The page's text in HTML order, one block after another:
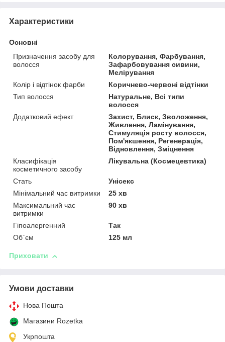
Характеристики
Основні
Призначення засобу для
волосся
Колорування, Фарбування,
Зафарбовування сивини,
Мелірування
Колір і відтінок фарби
Коричнево-червоні відтінки
Тип волосся
Натуральне, Всі типи
волосся
Додатковий ефект
Захист, Блиск, Зволоження,
Живлення, Ламінування,
Стимуляція росту волосся,
Пом'якшення, Регенерація,
Відновлення, Зміцнення
Класифікація
косметичного засобу
Лікувальна (Космецевтика)
Стать
Унісекс
Мінімальний час витримки
25 хв
Максимальний час
витримки
90 хв
Гіпоалергенний
Так
Об`єм
125 мл
Приховати
Умови доставки
Нова Пошта
Магазини Rozetka
Укрпошта